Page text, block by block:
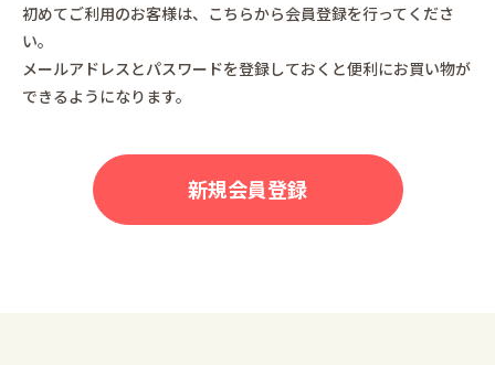
初めてご利用のお客様は、こちらから会員登録を行ってくださ
い。
メールアドレスとパスワードを登録しておくと便利にお買い物が
できるようになります。